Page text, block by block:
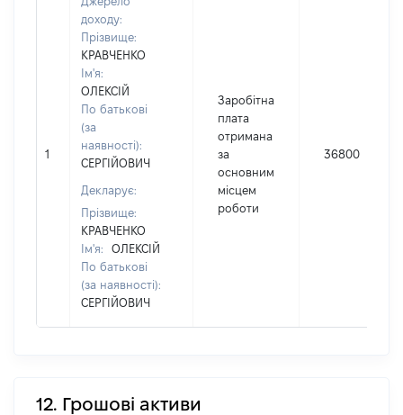
1
доходу:
Прізвище:
КРАВЧЕНКО
Ім'я:
ОЛЕКСІЙ
По батькові
(за
наявності):
СЕРГІЙОВИЧ
Декларує:
Прізвище:
КРАВЧЕНКО
Ім'я:
ОЛЕКСІЙ
По батькові
(за наявності):
СЕРГІЙОВИЧ
Заробітна
плата
отримана
за
основним
місцем
роботи
36800
12. Грошові активи